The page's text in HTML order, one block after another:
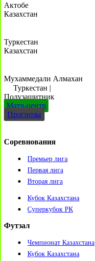
Актобе
Казахстан
Туркестан
Казахстан
Мухаммедали Алмахан
Туркестан |
Полузащитник
Матч-центр
Прогнозы
Соревнования
Премьер лига
Первая лига
Вторая лига
Кубок Казахстана
Суперкубок РК
Футзал
Чемпионат Казахстана
Кубок Казахстана